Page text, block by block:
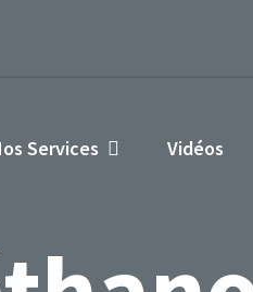
Services Vidéos